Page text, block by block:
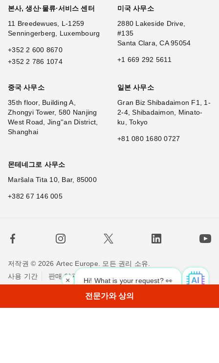
Hi! What is your request? 👀
×
본사, 생산·물류·서비스 센터
11 Breedewues, L-1259
Senningerberg, Luxembourg
+352 2 600 8670
+352 2 786 1074
미국 사무소
2880 Lakeside Drive,
#135
Santa Clara, CA 95054
+1 669 292 5611
중국 사무소
35th floor, Building A,
Zhongyi Tower, 580 Nanjing
West Road, Jing''an District,
Shanghai
일본 사무소
Gran Biz Shibadaimon F1, 1-
2-4, Shibadaimon, Minato-
ku, Tokyo
+81 080 1680 0727
몬테네그로 사무소
Maršala Tita 10, Bar, 85000
+382 67 146 005
저작권 © 2026 Artec Europe. 모든 권리 소유.
사용 기간
판매 약관
전문가와 상의